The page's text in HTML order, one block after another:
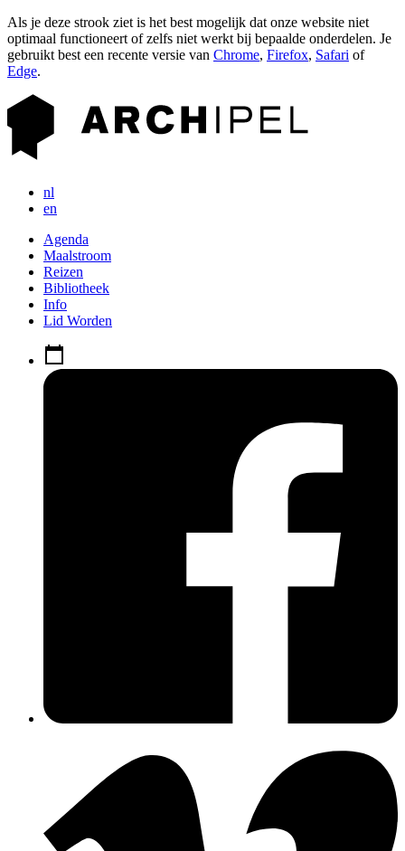
Als je deze strook ziet is het best mogelijk dat onze website niet
optimaal functioneert of zelfs niet werkt bij bepaalde onderdelen. Je
gebruikt best een recente versie van Chrome, Firefox, Safari of
Edge.
nl
en
Agenda
Maalstroom
Reizen
Bibliotheek
Info
Lid Worden